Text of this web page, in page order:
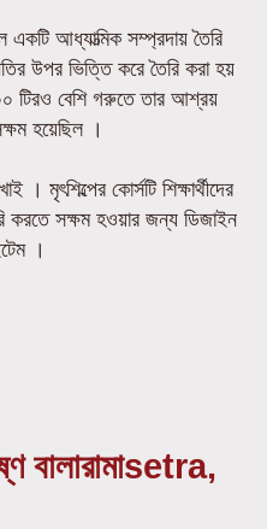
একটি আধ্যাত্মিক সম্প্রদায় তৈরি
উপর ভিত্তি করে তৈরি করা হয়
টিরও বেশি গরুতে তার আশ্রয়
হয়েছিল ।
মৃৎশিল্পের কোর্সটি শিক্ষার্থীদের
করতে সক্ষম হওয়ার জন্য ডিজাইন
।
বালারামাsetra,